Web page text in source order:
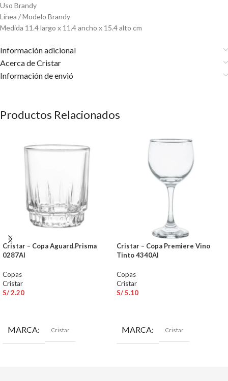
Uso Brandy
Línea / Modelo Brandy
Medida 11.4 largo x 11.4 ancho x 15.4 alto cm
Información adicional
Acerca de Cristar
Información de envió
Productos Relacionados
Cristar – Copa Aguard.Prisma
0287Al
Copas
Cristar
S/2.20
MARCA Cristar
Cristar – Copa Premiere Vino
Tinto 4340Al
Copas
Cristar
S/5.10
MARCA Cristar